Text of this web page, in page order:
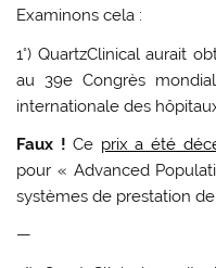
Examinons cela :
1°) QuartzClinical aurait
au 39e Congrès
internationale des
Faux !Ce prix a été
pour « Advanced
systèmes de prestation de
—